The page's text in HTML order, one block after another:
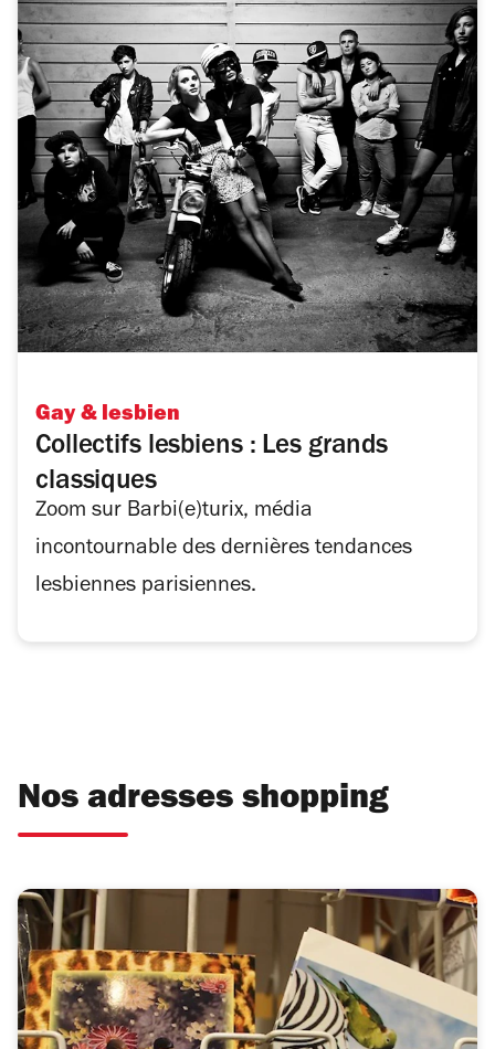
Gay & lesbien
Collectifs lesbiens : Les grands
classiques
Zoom sur Barbi(e)turix, média
incontournable des dernières tendances
lesbiennes parisiennes.
Nos adresses shopping